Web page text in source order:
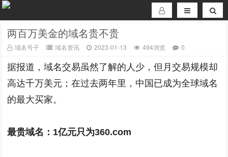
两百万美金的域名贵不贵
域名号子 域名资讯 2023-01-13 494浏览 0
据报道，域名交易虽然了解的人少，但月交易规模却
高达千万美元；在过去两年里，中国已成为全球域名
的最大买家。
最贵域名：1亿元只为360.com